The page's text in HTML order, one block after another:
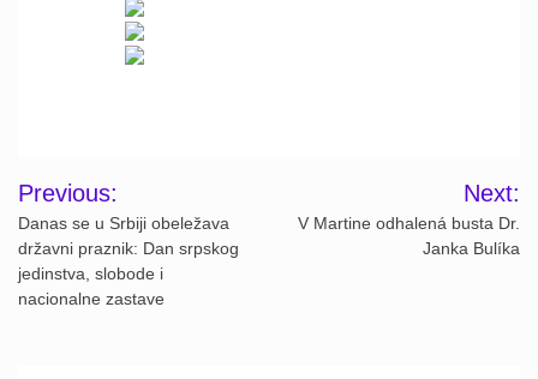
Post
navigation
Previous:
Danas se u Srbiji obeležava
državni praznik: Dan srpskog
jedinstva, slobode i
nacionalne zastave
Next:
V Martine odhalená busta Dr.
Janka Bulíka